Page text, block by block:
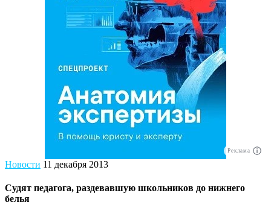
Реклама
Новости 11 декабря 2013
Судят педагога, раздевавшую школьников до нижнего
белья